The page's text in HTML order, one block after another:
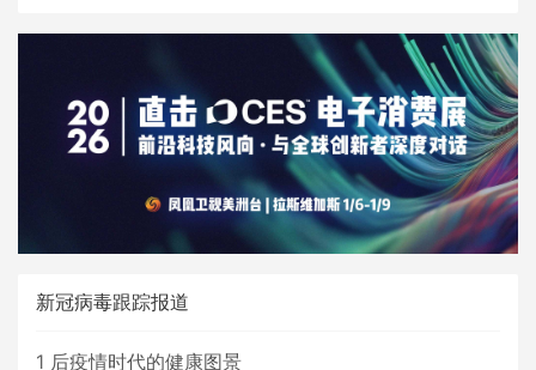
新冠病毒跟踪报道
1 后疫情时代的健康图景